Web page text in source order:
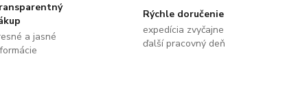
a jasné
Rýchle doručenie
expedícia zvyčajne
ďalší pracovný deň